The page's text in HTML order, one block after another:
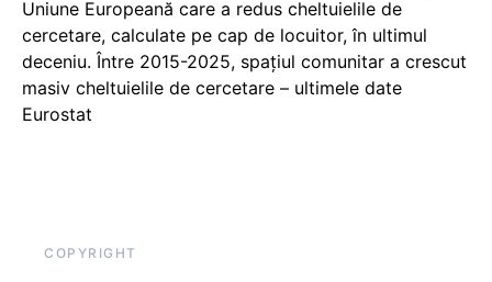
Uniune Europeană care a redus cheltuielile de
cercetare, calculate pe cap de locuitor, în ultimul
deceniu. Între 2015-2025, spațiul comunitar a crescut
masiv cheltuielile de cercetare – ultimele date
Eurostat
COPYRIGHT